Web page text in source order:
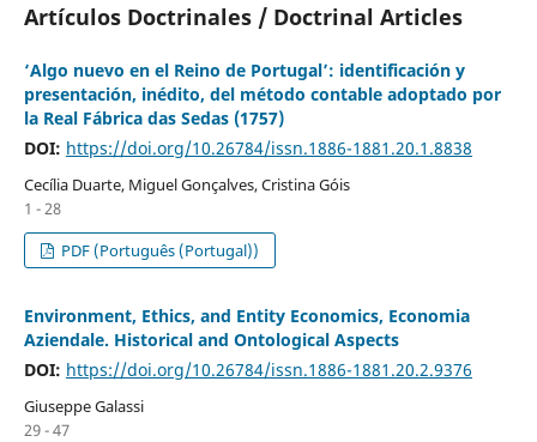
Artículos Doctrinales / Doctrinal Articles
‘Algo nuevo en el Reino de Portugal’: identificación y
presentación, inédito, del método contable adoptado por
la Real Fábrica das Sedas (1757)
DOI: https://doi.org/10.26784/issn.1886-1881.20.1.8838
Cecília Duarte, Miguel Gonçalves, Cristina Góis
1 - 28
PDF (Português (Portugal))
Environment, Ethics, and Entity Economics, Economia
Aziendale. Historical and Ontological Aspects
DOI: https://doi.org/10.26784/issn.1886-1881.20.2.9376
Giuseppe Galassi
29 - 47